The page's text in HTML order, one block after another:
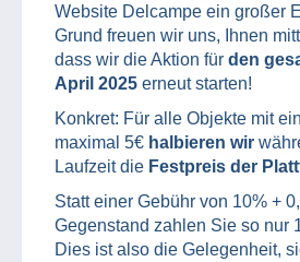
Website Delcampe ein großer
Grund freuen wir uns, Ihnen
dass wir die Aktion für den
April 2025 erneut starten!
Konkret: Für alle Objekte mit
maximal 5€ halbieren wir
Laufzeit die Festpreis der
Statt einer Gebühr von 10% +
Gegenstand zahlen Sie so nur
Dies ist also die Gelegenheit,